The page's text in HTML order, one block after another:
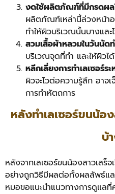
งดใช้ผลิตภัณฑ์ที่มีกรดผล
ผลิตภัณฑ์เหล่านี้ล่วงหน้า
ทำให้ผิวบริเวณนั้นบางและ
สวมเสื้อผ้าหลวมในวันนัดท
บริเวณจุดที่ทำ และให้ผิวไ
หลีกเลี่ยงการทำเลเซอร์ร
ผิวจะไวต่อความรู้สึก อาจ
การทำหัตถการ
หลังทำเลเซอร์ขนน้อ
บ้
หลังจากเลเซอร์ขนน้องสาวเสร็
อย่างถูกวิธีมีผลต่อทั้งผลลัพธ์แ
หมอขอแนะนำแนวทางการดูแล